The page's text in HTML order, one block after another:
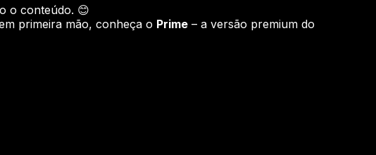
o conteúdo. 😊
primeira mão, conheça o Prime– a versão premium do